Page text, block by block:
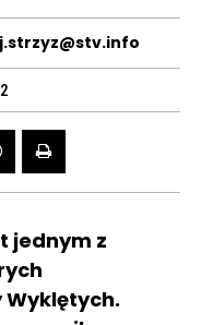
jednym z
Wyklętych.